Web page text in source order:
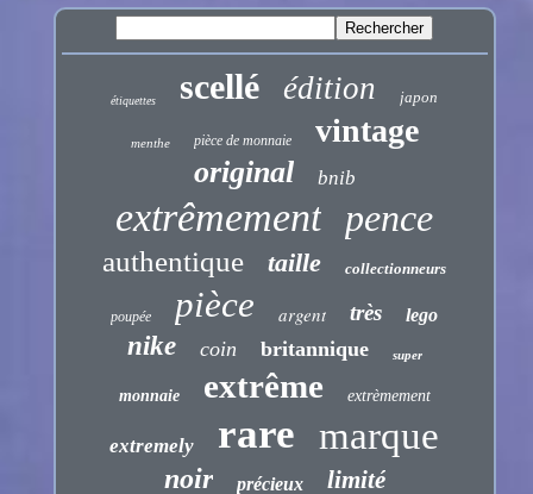
étiquettes scellé édition japon
menthe pièce de monnaie vintage
original bnib
extrêmement pence
authentique taille collectionneurs
poupée pièce argent très lego
nike coin britannique super
monnaie extrême extrèmement
extremely rare marque
noir précieux limité